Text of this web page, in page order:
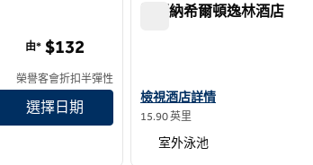
由* $132
榮譽客會折扣半彈性
選擇日期
波莫納希爾頓逸林酒店
查看波莫納希爾頓逸林酒店詳情
檢視酒店詳情
15.90 英里
室外泳池